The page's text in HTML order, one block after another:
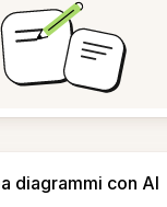
diagrammi con AI